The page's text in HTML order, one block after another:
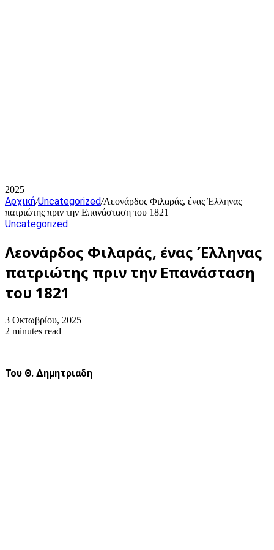
2025
Αρχική/Uncategorized/Λεονάρδος Φιλαράς, ένας Έλληνας
πατριώτης πριν την Επανάσταση του 1821
Uncategorized
Λεονάρδος Φιλαράς, ένας Έλληνας
πατριώτης πριν την Επανάσταση
του 1821
3 Οκτωβρίου, 2025
2 minutes read
Του Θ. Δημητριαδη